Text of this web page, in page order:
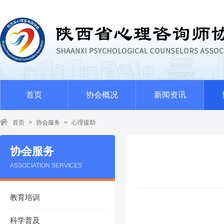
首页 协会概况 新闻资讯
首页 > 协会服务 > 心理援助
协会服务
ASSOCIATION SERVICES
教育培训
科学普及